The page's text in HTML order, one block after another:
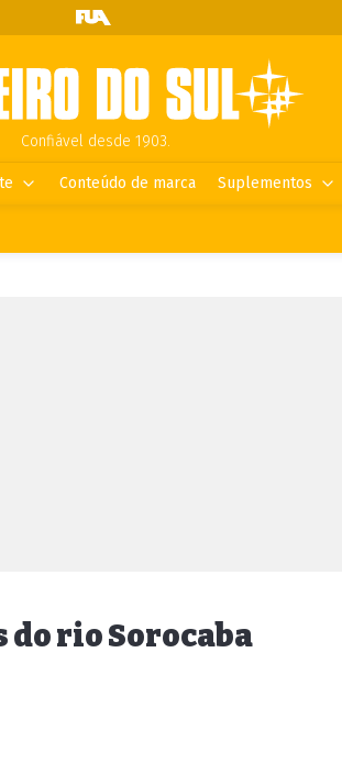
Confiável desde 1903.
Conteúdo de marca Suplementos
do rio Sorocaba